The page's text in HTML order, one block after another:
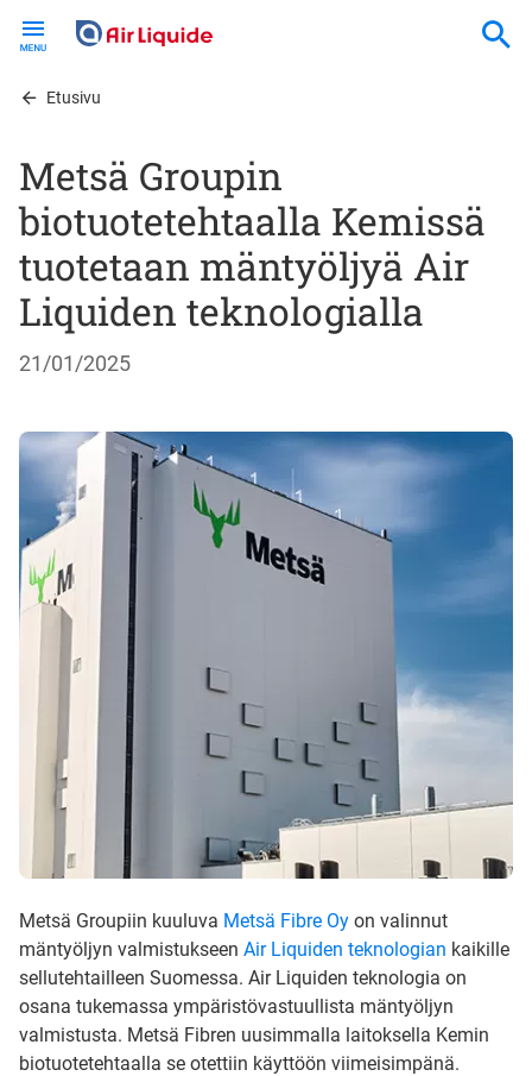
contentEtusivu
Metsä Groupin
biotuotetehtaalla Kemissä
tuotetaan mäntyöljyä Air
Liquiden teknologialla
21/01/2025
Metsä Groupiin kuuluva Metsä Fibre Oy on valinnut
mäntyöljyn valmistukseen Air Liquiden teknologian kaikille
sellutehtailleen Suomessa. Air Liquiden teknologia on
osana tukemassa ympäristövastuullista mäntyöljyn
valmistusta. Metsä Fibren uusimmalla laitoksella Kemin
biotuotetehtaalla se otettiin käyttöön viimeisimpänä.